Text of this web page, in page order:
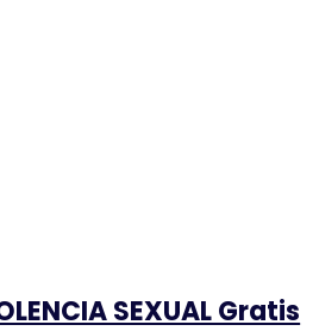
SEXUAL Gratis